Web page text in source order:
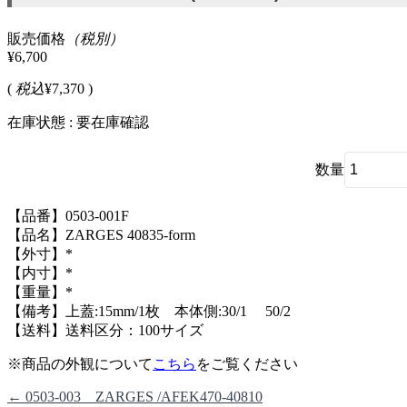
販売価格 （税別）
¥6,700
( 税込¥7,370 )
在庫状態 : 要在庫確認
数量
【品番】0503-001F
【品名】ZARGES 40835-form
【外寸】*
【内寸】*
【重量】*
【備考】上蓋:15mm/1枚 本体側:30/1 50/2
【送料】送料区分：100サイズ
※商品の外観について こちら をご覧ください
← 0503-003 ZARGES /AFEK470-40810